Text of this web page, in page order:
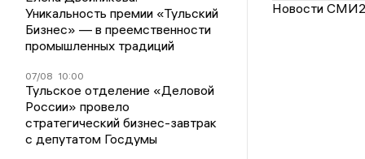
Уникальность премии «Тульский
Бизнес» — в преемственности
промышленных традиций
07/08 10:00
Тульское отделение «Деловой
России» провело
стратегический бизнес-завтрак
с депутатом Госдумы
Новости